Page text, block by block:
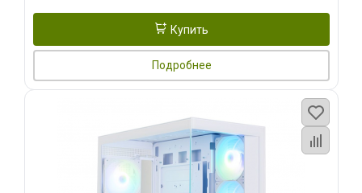
Купить
Подробнее